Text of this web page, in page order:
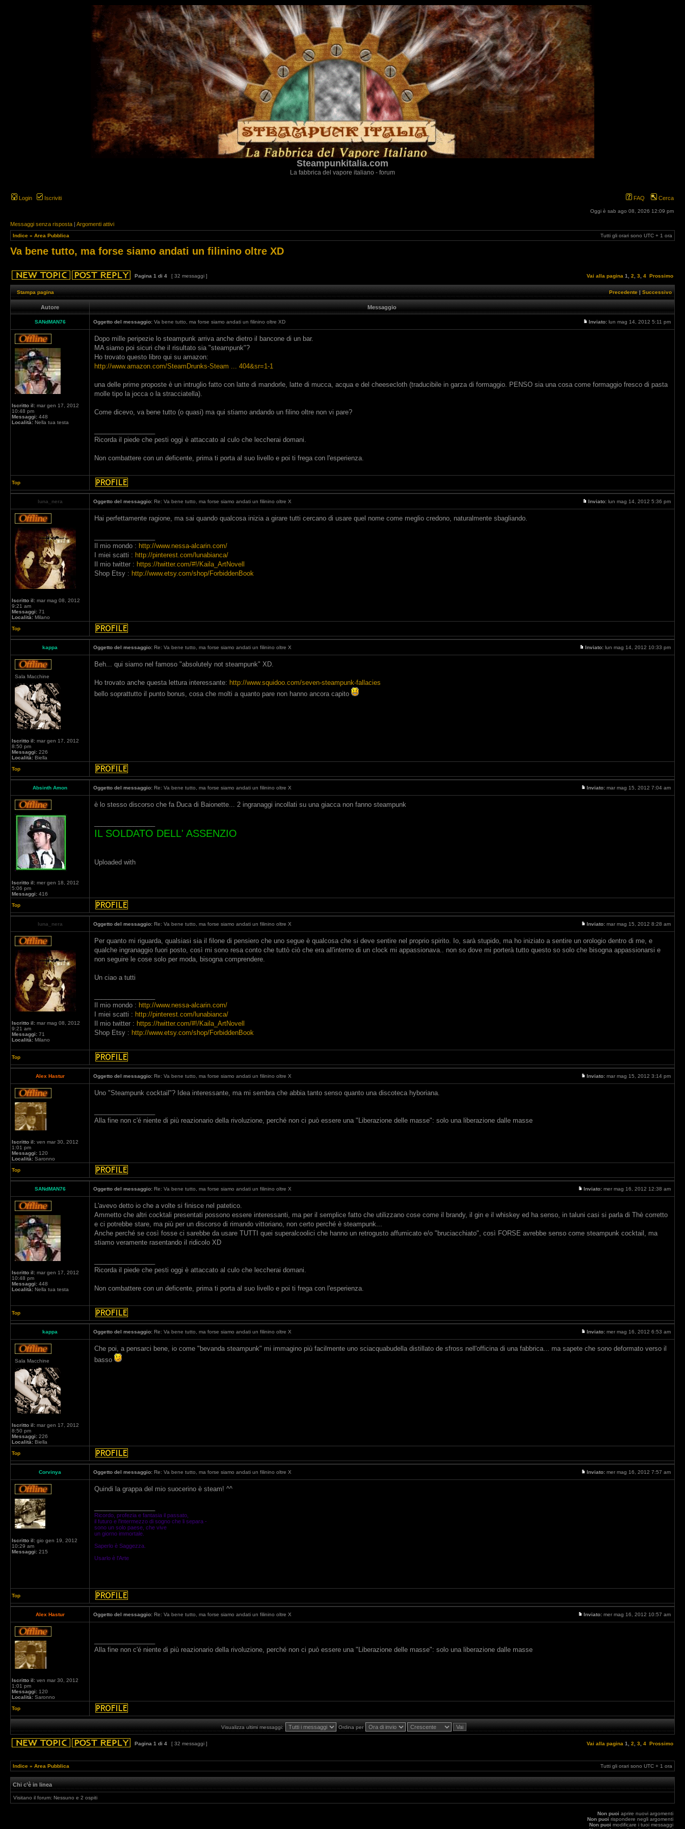
Steampunkitalia.com
La fabbrica del vapore italiano - forum
Login Iscriviti FAQ Cerca
Oggi è sab ago 08, 2026 12:09 pm
Messaggi senza risposta | Argomenti attivi
Indice » Area Pubblica Tutti gli orari sono UTC + 1 ora
Va bene tutto, ma forse siamo andati un filinino oltre XD
Pagina 1 di 4 [ 32 messaggi ] Vai alla pagina 1 2 3 4 Prossimo
Stampa pagina Precedente | Successivo
Autore Messaggio
SANdMAN76 Oggetto del messaggio: Va bene tutto, ma forse siamo andati un filinino oltre XD Inviato: lun mag 14, 2012 5:11 pm
Iscritto il: mar gen 17, 2012
10:48 pm
Messaggi: 448
Località: Nella tua testa
Dopo mille peripezie lo steampunk arriva anche dietro il bancone di un bar.
MA siamo poi sicuri che il risultato sia "steampunk"?
Ho trovato questo libro qui su amazon:
http://www.amazon.com/SteamDrunks-Steam ... 404&sr=1-1
una delle prime proposte è un intruglio fatto con latte di mandorle, latte di mucca, acqua e del cheesecloth (traducibile in garza di formaggio. PENSO sia una cosa come formaggio fresco di pasta
molle tipo la jocca o la stracciatella).
Come dicevo, va bene tutto (o quasi) ma qui stiamo andando un filino oltre non vi pare?
Ricorda il piede che pesti oggi è attaccato al culo che leccherai domani.
Non combattere con un deficente, prima ti porta al suo livello e poi ti frega con l'esperienza.
Top
luna_nera Oggetto del messaggio: Re: Va bene tutto, ma forse siamo andati un filinino oltre X Inviato: lun mag 14, 2012 5:36 pm
Iscritto il: mar mag 08, 2012
9:21 am
Messaggi: 71
Località: Milano
Hai perfettamente ragione, ma sai quando qualcosa inizia a girare tutti cercano di usare quel nome come meglio credono, naturalmente sbagliando.
Il mio mondo : http://www.nessa-alcarin.com/
I miei scatti : http://pinterest.com/lunabianca/
Il mio twitter : https://twitter.com/#!/Kaila_ArtNovell
Shop Etsy : http://www.etsy.com/shop/ForbiddenBook
Top
kappa Oggetto del messaggio: Re: Va bene tutto, ma forse siamo andati un filinino oltre X Inviato: lun mag 14, 2012 10:33 pm
Sala Macchine
Iscritto il: mar gen 17, 2012
8:50 pm
Messaggi: 226
Località: Biella
Beh... qui siamo nel famoso "absolutely not steampunk" XD.
Ho trovato anche questa lettura interessante: http://www.squidoo.com/seven-steampunk-fallacies
bello soprattutto il punto bonus, cosa che molti a quanto pare non hanno ancora capito
Top
Absinth Amon Oggetto del messaggio: Re: Va bene tutto, ma forse siamo andati un filinino oltre X Inviato: mar mag 15, 2012 7:04 am
Iscritto il: mer gen 18, 2012
5:06 pm
Messaggi: 416
è lo stesso discorso che fa Duca di Baionette... 2 ingranaggi incollati su una giacca non fanno steampunk
IL SOLDATO DELL' ASSENZIO
Uploaded with
Top
luna_nera Oggetto del messaggio: Re: Va bene tutto, ma forse siamo andati un filinino oltre X Inviato: mar mag 15, 2012 8:28 am
Iscritto il: mar mag 08, 2012
9:21 am
Messaggi: 71
Località: Milano
Per quanto mi riguarda, qualsiasi sia il filone di pensiero che uno segue è qualcosa che si deve sentire nel proprio spirito. Io, sarà stupido, ma ho iniziato a sentire un orologio dentro di me, e
qualche ingranaggio fuori posto, così mi sono resa conto che tuttò ciò che era all'interno di un clock mi appassionava.. non so dove mi porterà tutto questo so solo che bisogna appassionarsi e
non seguire le cose solo per moda, bisogna comprendere.
Un ciao a tutti
Il mio mondo : http://www.nessa-alcarin.com/
I miei scatti : http://pinterest.com/lunabianca/
Il mio twitter : https://twitter.com/#!/Kaila_ArtNovell
Shop Etsy : http://www.etsy.com/shop/ForbiddenBook
Top
Alex Hastur Oggetto del messaggio: Re: Va bene tutto, ma forse siamo andati un filinino oltre X Inviato: mar mag 15, 2012 3:14 pm
Iscritto il: ven mar 30, 2012
1:01 pm
Messaggi: 120
Località: Saronno
Uno "Steampunk cocktail"? Idea interessante, ma mi sembra che abbia tanto senso quanto una discoteca hyboriana.
Alla fine non c'é niente di più reazionario della rivoluzione, perché non ci può essere una "Liberazione delle masse": solo una liberazione dalle masse
Top
SANdMAN76 Oggetto del messaggio: Re: Va bene tutto, ma forse siamo andati un filinino oltre X Inviato: mer mag 16, 2012 12:38 am
Iscritto il: mar gen 17, 2012
10:48 pm
Messaggi: 448
Località: Nella tua testa
L'avevo detto io che a volte si finisce nel patetico.
Ammetto che altri cocktali presentati possono essere interessanti, ma per il semplice fatto che utilizzano cose come il brandy, il gin e il whiskey ed ha senso, in taluni casi si parla di Thè corretto
e ci potrebbe stare, ma più per un discorso di rimando vittoriano, non certo perché è steampunk...
Anche perché se così fosse ci sarebbe da usare TUTTI quei superalcoolici che hanno un retrogusto affumicato e/o "bruciacchiato", così FORSE avrebbe senso come steampunk cocktail, ma
stiamo veramente rasentando il ridicolo XD
Ricorda il piede che pesti oggi è attaccato al culo che leccherai domani.
Non combattere con un deficente, prima ti porta al suo livello e poi ti frega con l'esperienza.
Top
kappa Oggetto del messaggio: Re: Va bene tutto, ma forse siamo andati un filinino oltre X Inviato: mer mag 16, 2012 6:53 am
Sala Macchine
Iscritto il: mar gen 17, 2012
8:50 pm
Messaggi: 226
Località: Biella
Che poi, a pensarci bene, io come "bevanda steampunk" mi immagino più facilmente uno sciacquabudella distillato de sfross nell'officina di una fabbrica... ma sapete che sono deformato verso il
basso
Top
Corvinya Oggetto del messaggio: Re: Va bene tutto, ma forse siamo andati un filinino oltre X Inviato: mer mag 16, 2012 7:57 am
Iscritto il: gio gen 19, 2012
10:29 am
Messaggi: 215
Quindi la grappa del mio suocerino è steam! ^^
Ricordo, profezia e fantasia il passato,
il futuro e l'intermezzo di sogno che li separa -
sono un solo paese, che vive
un giorno immortale.
Saperlo è Saggezza.
Usarlo è l'Arte
Top
Alex Hastur Oggetto del messaggio: Re: Va bene tutto, ma forse siamo andati un filinino oltre X Inviato: mer mag 16, 2012 10:57 am
Iscritto il: ven mar 30, 2012
1:01 pm
Messaggi: 120
Località: Saronno
Alla fine non c'é niente di più reazionario della rivoluzione, perché non ci può essere una "Liberazione delle masse": solo una liberazione dalle masse
Top
Visualizza ultimi messaggi: Ordina per
Pagina 1 di 4 [ 32 messaggi ] Vai alla pagina 1 2 3 4 Prossimo
Indice » Area Pubblica Tutti gli orari sono UTC + 1 ora
Chi c’è in linea
Visitano il forum: Nessuno e 2 ospiti
Non puoi aprire nuovi argomenti
Non puoi rispondere negli argomenti
Non puoi modificare i tuoi messaggi